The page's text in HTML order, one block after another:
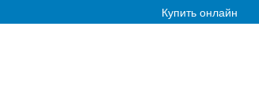
Купить онлайн